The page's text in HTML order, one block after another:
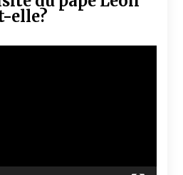
elle?